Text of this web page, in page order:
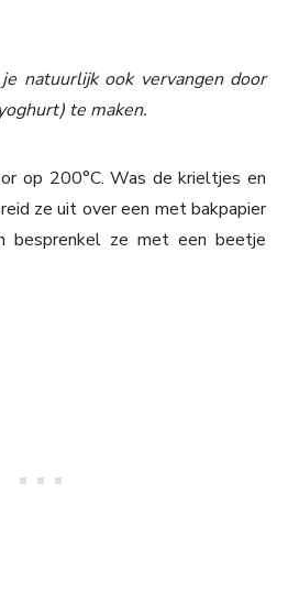
natuurlijk ook vervangen door
te maken.
op 200°C. Was de krieltjes en
ze uit over een met bakpapier
besprenkel ze met een beetje